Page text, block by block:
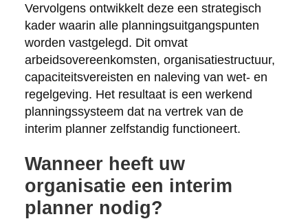
Vervolgens ontwikkelt deze een strategisch
kader waarin alle planningsuitgangspunten
worden vastgelegd. Dit omvat
arbeidsovereenkomsten, organisatiestructuur,
capaciteitsvereisten en naleving van wet- en
regelgeving. Het resultaat is een werkend
planningssysteem dat na vertrek van de
interim planner zelfstandig functioneert.
Wanneer heeft uw
organisatie een interim
planner nodig?